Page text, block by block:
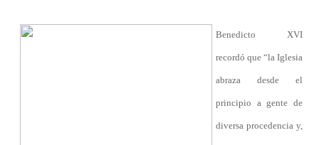
Benedicto XVI
recordó que “la Iglesia
abraza desde el
principio a gente de
diversa procedencia y,